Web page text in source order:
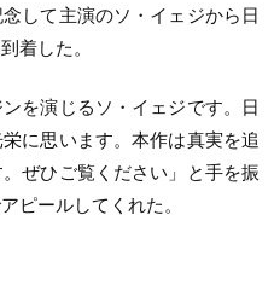
して主演のソ・イェジから日
着した。
を演じるソ・イェジです。日
に思います。本作は真実を追
ぜひご覧ください」と手を振
ピールしてくれた。